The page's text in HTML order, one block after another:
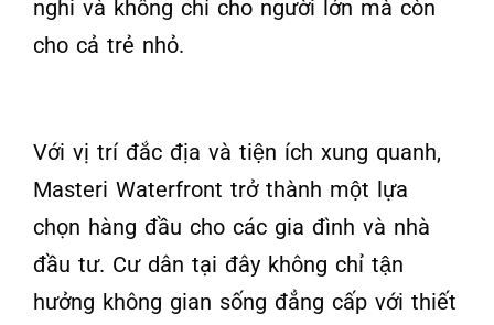
nghi và không chỉ cho người lớn mà còn
cho cả trẻ nhỏ.
Với vị trí đắc địa và tiện ích xung quanh,
Masteri Waterfront trở thành một lựa
chọn hàng đầu cho các gia đình và nhà
đầu tư. Cư dân tại đây không chỉ tận
hưởng không gian sống đẳng cấp với thiết